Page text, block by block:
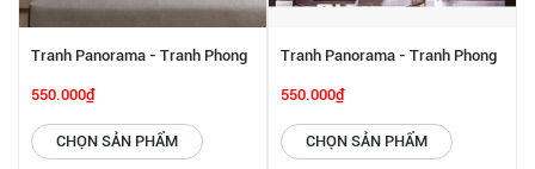
Tranh Panorama - Tranh Phong
Cảnh Biển SGP 6142241
550.000₫
CHỌN SẢN PHẨM
Tranh Panorama - Tranh Phong
Cảnh SGP 6142234
550.000₫
CHỌN SẢN PHẨM